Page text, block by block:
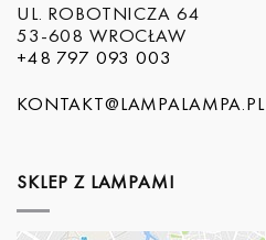
UL. ROBOTNICZA 64
53-608 WROCŁAW
+48 797 093 003
KONTAKT@LAMPALAMPA.PL
SKLEP Z LAMPAMI